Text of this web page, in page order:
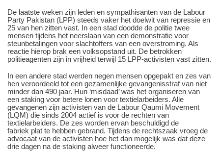
De laatste weken zijn leden en sympathisanten van de Labour
Party Pakistan (LPP) steeds vaker het doelwit van repressie en
25 van hen zitten vast. In een stad doodde de politie twee
mensen tijdens het neerslaan van een demonstratie voor
steunbetalingen voor slachtoffers van een overstroming. Als
reactie hierop brak een volksopstand uit. De betrokken
politieagenten zijn in vrijheid terwijl 15 LPP-activisten vast zitten.
In een andere stad werden negen mensen opgepakt en zes van
hen veroordeeld tot een gezamenlijke gevangenisstraf van niet
minder dan 490 jaar. Hun ‘misdaad’ was het organiseren van
een staking voor betere lonen voor textielarbeiders. Alle
gevangenen zijn activisten van de Labour Qaumi Movement
(LQM) die sinds 2004 actief is voor de rechten van
textielarbeiders. De zes worden ervan beschuldigd de
fabriek plat te hebben gebrand. Tijdens de rechtszaak vroeg de
advocaat van de activisten hoe het dan mogelijk was dat deze
drie dagen na de staking alweer functioneerde.